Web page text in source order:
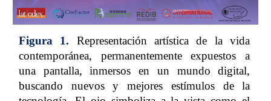
Figura 1. Representación artística de la vida
contemporánea, permanentemente expuestos a
una pantalla, inmersos en un mundo digital,
buscando nuevos y mejores estímulos de la